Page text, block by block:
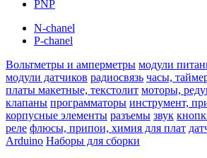
PNP
N-chanel
P-chanel
Вольтметры и амперметры модули
модули датчиков радиосвязь часы,
платы макетные, текстолит моторы,
клапаны программаторы инструмент,
корпусные элементы разъемы звук
реле флюсы, припои, химия для плат
Arduino Наборы для сборки